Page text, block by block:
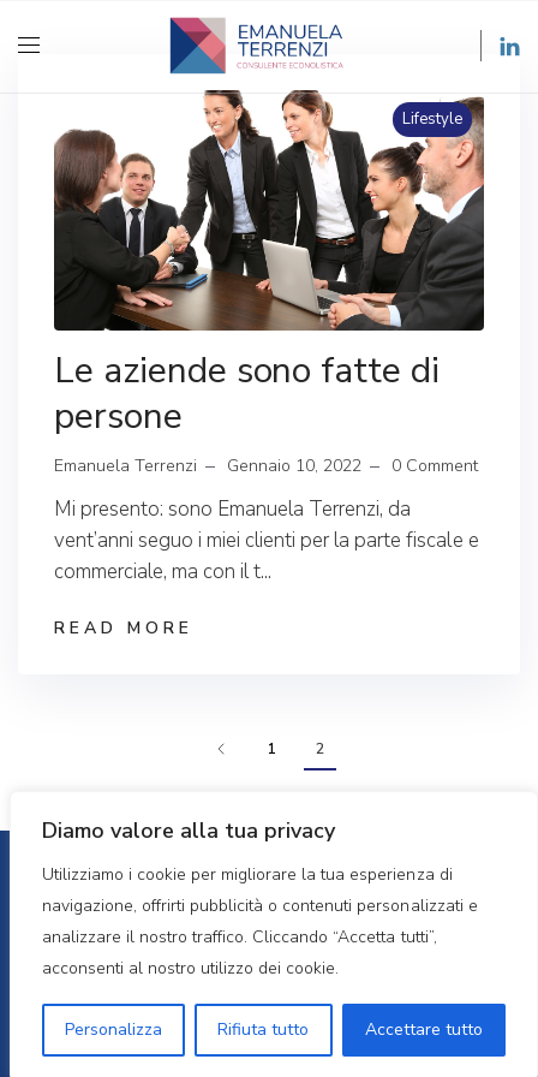
Diamo valore alla tua privacy
Utilizziamo i cookie per migliorare la tua esperienza di
navigazione, offrirti pubblicità o contenuti personalizzati e
analizzare il nostro traffico. Cliccando “Accetta tutti”,
acconsenti al nostro utilizzo dei cookie.
Personalizza Rifiuta tutto Accettare tutto
Lifestyle
Le aziende sono fatte di
persone
Emanuela Terrenzi Gennaio 10, 2022 0 Comment
Mi presento: sono Emanuela Terrenzi, da
vent’anni seguo i miei clienti per la parte fiscale e
commerciale, ma con il t...
READ MORE
1 2
Copyright 2023EMANUELA TERRENZI, All Rights
Reserved.Powered by QUIK.ONLINE
Privacy Policy